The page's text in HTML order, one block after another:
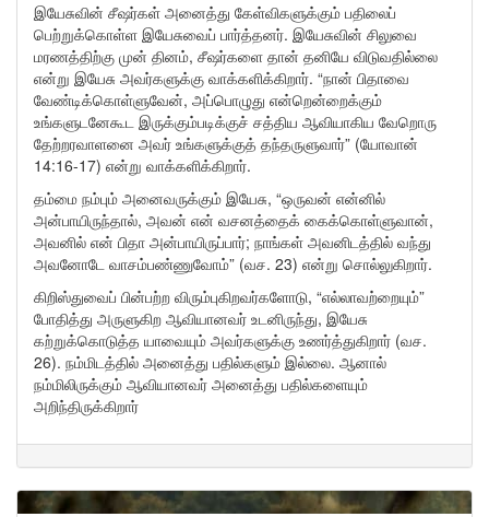
இயேசுவின் சீஷர்கள் அனைத்து கேள்விகளுக்கும் பதிலைப்
பெற்றுக்கொள்ள இயேசுவைப் பார்த்தனர். இயேசுவின் சிலுவை
மரணத்திற்கு முன் தினம், சீஷர்களை தான் தனியே விடுவதில்லை
என்று இயேசு அவர்களுக்கு வாக்களிக்கிறார். “நான் பிதாவை
வேண்டிக்கொள்ளுவேன், அப்பொழுது என்றென்றைக்கும்
உங்களுடனேகூட இருக்கும்படிக்குச் சத்திய ஆவியாகிய வேறொரு
தேற்றரவாளனை அவர் உங்களுக்குத் தந்தருளுவார்” (யோவான்
14:16-17) என்று வாக்களிக்கிறார்.
தம்மை நம்பும் அனைவருக்கும் இயேசு, “ஒருவன் என்னில்
அன்பாயிருந்தால், அவன் என் வசனத்தைக் கைக்கொள்ளுவான்,
அவனில் என் பிதா அன்பாயிருப்பார்; நாங்கள் அவனிடத்தில் வந்து
அவனோடே வாசம்பண்ணுவோம்” (வச. 23) என்று சொல்லுகிறார்.
கிறிஸ்துவைப் பின்பற்ற விரும்புகிறவர்களோடு, “எல்லாவற்றையும்”
போதித்து அருளுகிற ஆவியானவர் உடனிருந்து, இயேசு
கற்றுக்கொடுத்த யாவையும் அவர்களுக்கு உணர்த்துகிறார் (வச.
26). நம்மிடத்தில் அனைத்து பதில்களும் இல்லை. ஆனால்
நம்மிலிருக்கும் ஆவியானவர் அனைத்து பதில்களையும்
அறிந்திருக்கிறார்